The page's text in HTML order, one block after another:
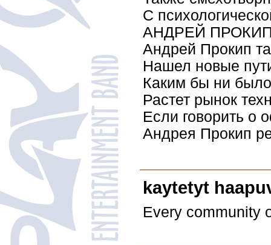
С
АНДРЕЙ
Андрей Прокип
Нашел новые
Каким бы ни было
Растет рынок
Если говорить о
Андрея Прокип
kaytetyt
Every community